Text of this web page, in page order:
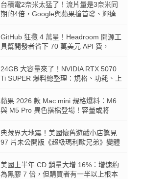
台積電2奈米太猛了！流片量是3奈米同
期的4倍，Google與蘋果搶首發、輝達
GitHub 狂攬 4 萬星！Headroom 開源工
具幫開發者省下 70 萬美元 API 費，
24GB 大容量來了！NVIDIA RTX 5070
Ti SUPER 爆料總整理：規格、功耗、上
蘋果 2026 款 Mac mini 規格爆料：M6
與 M5 Pro 異色搭檔登場！容量或將
典藏界大地震！美國懷舊遊戲小店驚見
97 片未公開版《超級瑪利歐兄弟》變體
美國上半年 CD 銷量大增 16%：增速約
為黑膠 7 倍，但購買者有一半以上根本